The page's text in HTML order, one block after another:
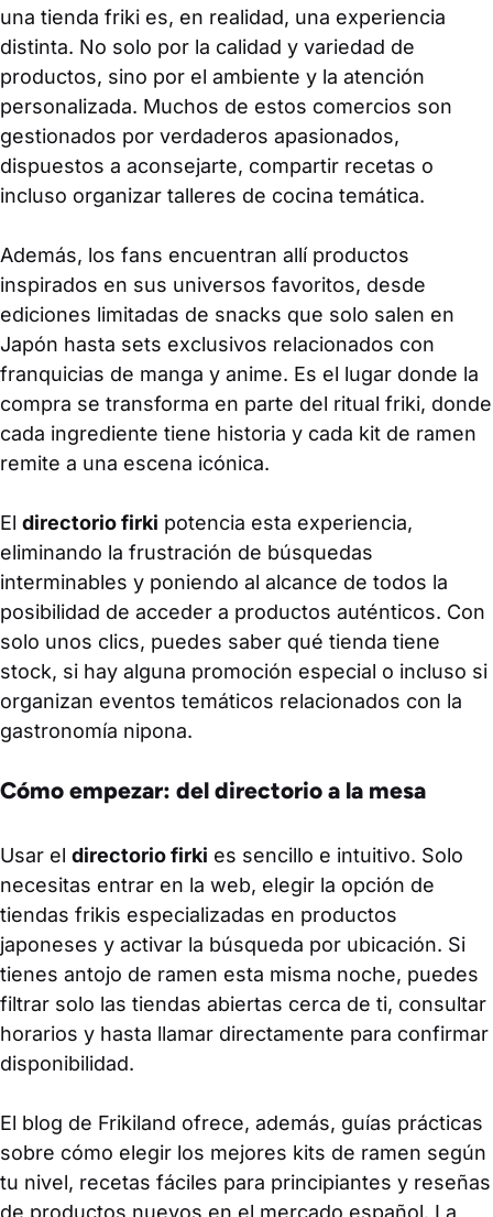
una tienda friki es, en realidad, una experiencia
distinta. No solo por la calidad y variedad de
productos, sino por el ambiente y la atención
personalizada. Muchos de estos comercios son
gestionados por verdaderos apasionados,
dispuestos a aconsejarte, compartir recetas o
incluso organizar talleres de cocina temática.
Además, los fans encuentran allí productos
inspirados en sus universos favoritos, desde
ediciones limitadas de snacks que solo salen en
Japón hasta sets exclusivos relacionados con
franquicias de manga y anime. Es el lugar donde la
compra se transforma en parte del ritual friki, donde
cada ingrediente tiene historia y cada kit de ramen
remite a una escena icónica.
El directorio firki potencia esta experiencia,
eliminando la frustración de búsquedas
interminables y poniendo al alcance de todos la
posibilidad de acceder a productos auténticos. Con
solo unos clics, puedes saber qué tienda tiene
stock, si hay alguna promoción especial o incluso si
organizan eventos temáticos relacionados con la
gastronomía nipona.
Cómo empezar: del directorio a la mesa
Usar el directorio firki es sencillo e intuitivo. Solo
necesitas entrar en la web, elegir la opción de
tiendas frikis especializadas en productos
japoneses y activar la búsqueda por ubicación. Si
tienes antojo de ramen esta misma noche, puedes
filtrar solo las tiendas abiertas cerca de ti, consultar
horarios y hasta llamar directamente para confirmar
disponibilidad.
El blog de Frikiland ofrece, además, guías prácticas
sobre cómo elegir los mejores kits de ramen según
tu nivel, recetas fáciles para principiantes y reseñas
de productos nuevos en el mercado español. La